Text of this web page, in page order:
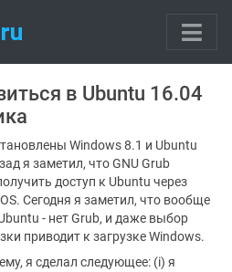
в Ubuntu 16.04
Windows 8.1 и Ubuntu
я заметил, что GNU Grub
доступ к Ubuntu через
Сегодня я заметил, что вообще
- нет Grub, и даже выбор
приводит к загрузке Windows.
я сделал следующее: (i) я